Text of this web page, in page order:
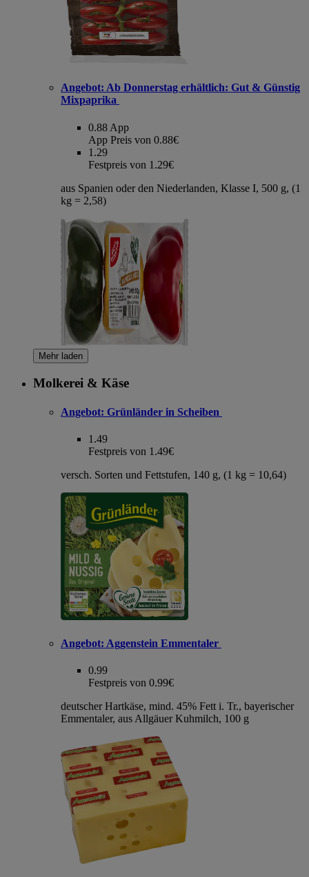
Angebot: Ab Donnerstag erhältlich: Gut & Günstig
Mixpaprika
0.88 App
App Preis von 0.88€
1.29
Festpreis von 1.29€
aus Spanien oder den Niederlanden, Klasse I, 500 g, (1
kg = 2,58)
Mehr laden
Molkerei & Käse
Angebot: Grünländer in Scheiben
1.49
Festpreis von 1.49€
versch. Sorten und Fettstufen, 140 g, (1 kg = 10,64)
Angebot: Aggenstein Emmentaler
0.99
Festpreis von 0.99€
deutscher Hartkäse, mind. 45% Fett i. Tr., bayerischer
Emmentaler, aus Allgäuer Kuhmilch, 100 g